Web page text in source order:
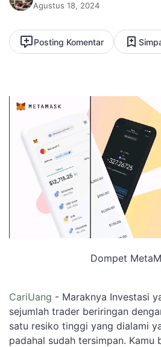
Agustus 18, 2024
Posting Komentar
Dompet
CariUang - Maraknya Investasi
sejumlah trader beriringan
satu resiko tinggi yang dialami
padahal sudah tersimpan. Kamu